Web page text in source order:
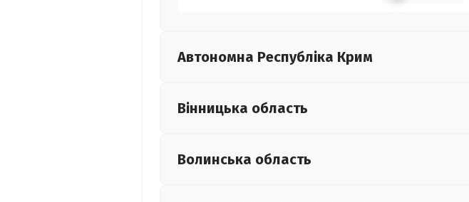
Автономна Республіка Крим
Вінницька область
Волинська область